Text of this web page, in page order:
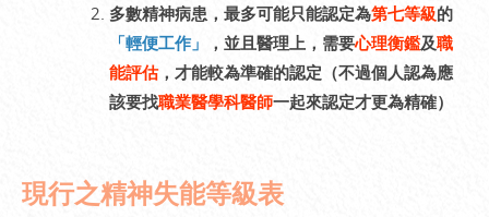
多數精神病患，最多可能只能認定為第七等級的
「輕便工作」
，並且醫理上，需要心理衡鑑及職
能評估，才能較為準確的認定（不過個人認為應
該要找職業醫學科醫師一起來認定才更為精確）
現行之精神失能等級表